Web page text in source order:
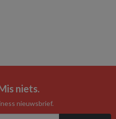
niets.
nieuwsbrief.